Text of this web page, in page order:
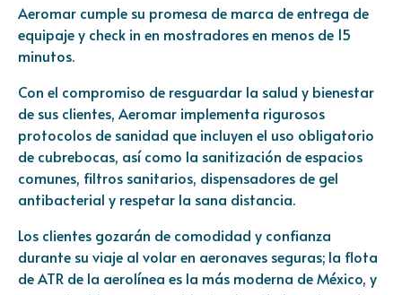
Aeromar cumple su promesa de marca de entrega de
equipaje y check in en mostradores en menos de 15
minutos.
Con el compromiso de resguardar la salud y bienestar
de sus clientes, Aeromar implementa rigurosos
protocolos de sanidad que incluyen el uso obligatorio
de cubrebocas, así como la sanitización de espacios
comunes, filtros sanitarios, dispensadores de gel
antibacterial y respetar la sana distancia.
Los clientes gozarán de comodidad y confianza
durante su viaje al volar en aeronaves seguras; la flota
de ATR de la aerolínea es la más moderna de México, y